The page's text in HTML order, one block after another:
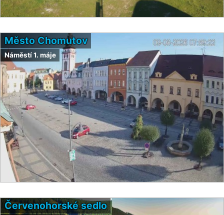
Město Chomutov
Náměstí 1. máje
Červenohorské sedlo